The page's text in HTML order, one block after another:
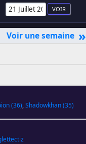
»
(36),Shadowkhan(35)